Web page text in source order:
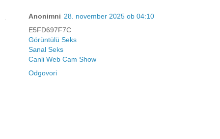
Anonimni 28. november 2025 ob 04:10
E5FD697F7C
Görüntülü Seks
Sanal Seks
Canli Web Cam Show
Odgovori